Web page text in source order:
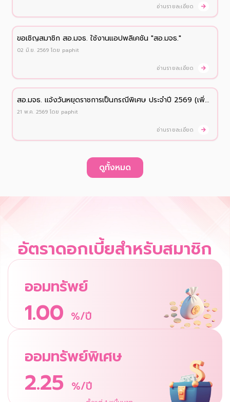
อ่านรายละเอียด
ขอเชิญสมาชิก สอ.มจธ. ใช้งานแอปพลิเคชัน "สอ.มจธ."
02 มิ.ย. 2569 โดย paphit
อ่านรายละเอียด
สอ.มจธ. เเจ้งวันหยุดราชการเป็นกรณีพิเศษ ประจำปี 2569 (เพิ่ม
21 พ.ค. 2569 โดย paphit
อ่านรายละเอียด
ดูทั้งหมด
อัตราดอกเบี้ยสำหรับสมาชิก
ออมทรัพย์
1.00 %/ปี
ออมทรัพย์พิเศษ
2.25 %/ปี